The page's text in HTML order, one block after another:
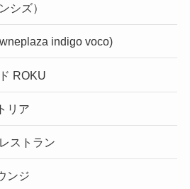
シズ）
indigo voco)
ROKU
リア
ストラン
ンジ